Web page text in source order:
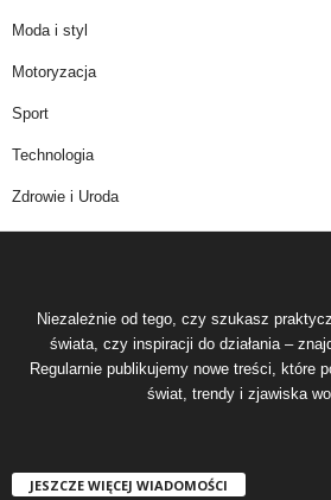
Moda i styl
Motoryzacja
Sport
Technologia
Zdrowie i Uroda
Niezależnie od tego, czy szukasz
świata, czy inspiracji do działania –
Regularnie publikujemy nowe treści, które
świat, trendy i zjawiska
JESZCZE WIĘCEJ WIADOMOŚCI